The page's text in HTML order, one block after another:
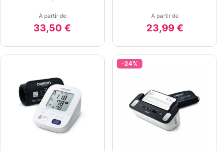
A partir de
33,50 €
A partir de
23,99 €
-24%